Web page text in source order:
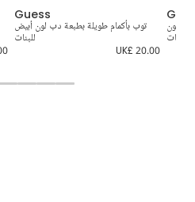
Guess
توب بأكمام طويلة بطبعة دب لون أبيض
للبنات
UK£ 20.00
لون
للبنات